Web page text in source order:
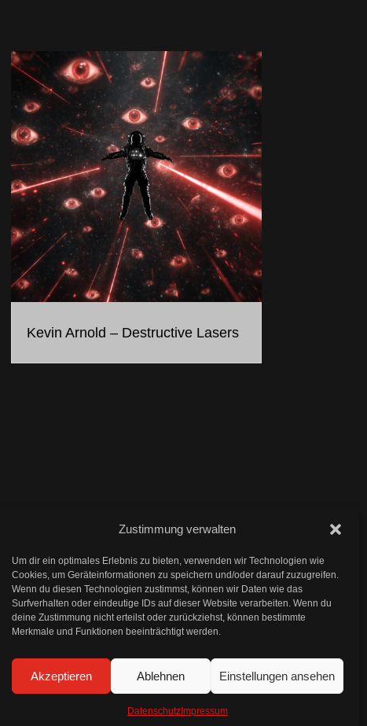
Zustimmung verwalten
Um dir ein optimales Erlebnis zu bieten, verwenden wir Technologien wie
Cookies, um Geräteinformationen zu speichern und/oder darauf zuzugreifen.
Wenn du diesen Technologien zustimmst, können wir Daten wie das
Surfverhalten oder eindeutige IDs auf dieser Website verarbeiten. Wenn du
deine Zustimmung nicht erteilst oder zurückziehst, können bestimmte
Merkmale und Funktionen beeinträchtigt werden.
Akzeptieren Ablehnen Einstellungen ansehen
DatenschutzImpressum
Kevin Arnold – Destructive Lasers
Impressum
Datenschutz
AGB und Widerrufsbelehrung